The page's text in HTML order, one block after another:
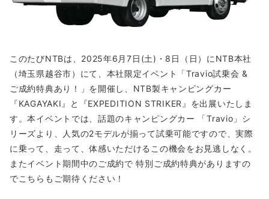
このたびNTBは、2025年6月7日(土)・8日（日）にNTB本社
（埼玉県越谷市）にて、本社限定イベント「Travio試乗会 &
ご成約特典あり！」を開催し、NTB製キャンピングカー
『KAGAYAKI』と『EXPEDITION STRIKER』を出展いたしま
す。本イベントでは、話題のキャンピングカー 「Travio」シ
リーズより、人気の2モデルが揃って試乗可能ですので、実際
に乗って、走って、体感いただけるこの機会をお見逃しなく。
またイベント期間中のご成約で 特別ご成約特典がありますの
でこちらもご期待ください！